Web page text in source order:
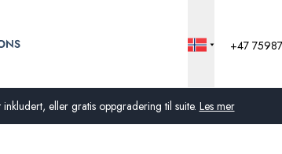
eller gratis oppgradering til suite. Les mer
+47